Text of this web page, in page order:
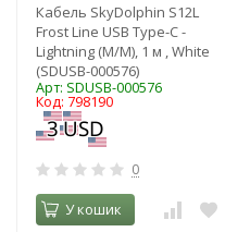
Кабель SkyDolphin S12L
Frost Line USB Type-C -
Lightning (M/M), 1 м , White
(SDUSB-000576)
Арт: SDUSB-000576
Код: 798190
0
У кошик